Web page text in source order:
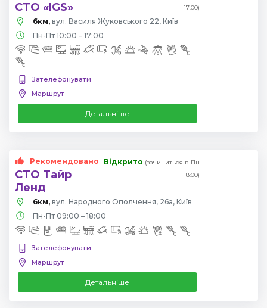
СТО «IGS»
17:00)
6км, вул. Василя Жуковського 22, Київ
Пн-Пт 10:00 – 17:00
Зателефонувати
Маршрут
Детальніше
Рекомендовано
СТО Тайр
Ленд
Відкрито (зачиниться в Пн
18:00)
6км, вул. Народного Ополчення, 26а, Київ
Пн-Пт 09:00 – 18:00
Зателефонувати
Маршрут
Детальніше